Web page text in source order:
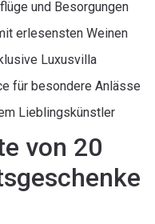
und Besorgungen
erlesensten Weinen
Luxusvilla
für besondere Anlässe
Lieblingskünstler
von 20